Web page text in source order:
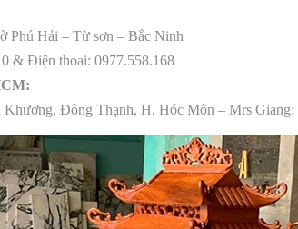
Phú Hải – Từ sơn – Bắc Ninh
& Điện thoai: 0977.558.168
Đông Thạnh, H. Hóc Môn – Mrs Giang: